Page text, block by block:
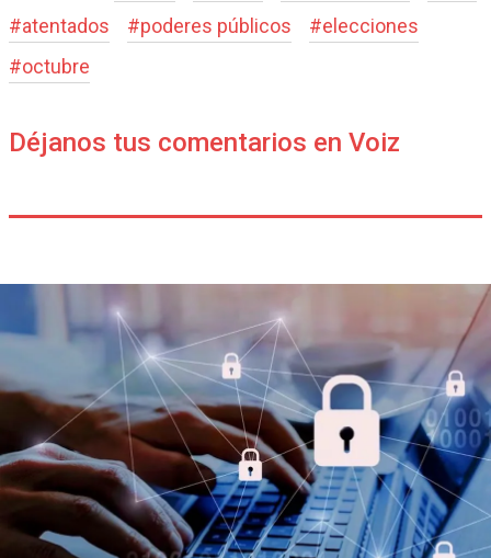
#atentados #poderes públicos #elecciones
#octubre
Déjanos tus comentarios en Voiz